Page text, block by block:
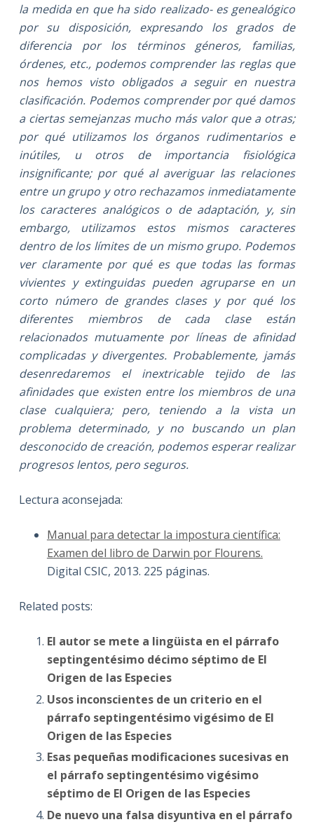
la medida en que ha sido realizado- es genealógico
por su disposición, expresando los grados de
diferencia por los términos géneros, familias,
órdenes, etc., podemos comprender las reglas que
nos hemos visto obligados a seguir en nuestra
clasificación. Podemos comprender por qué damos
a ciertas semejanzas mucho más valor que a otras;
por qué utilizamos los órganos rudimentarios e
inútiles, u otros de importancia fisiológica
insignificante; por qué al averiguar las relaciones
entre un grupo y otro rechazamos inmediatamente
los caracteres analógicos o de adaptación, y, sin
embargo, utilizamos estos mismos caracteres
dentro de los límites de un mismo grupo. Podemos
ver claramente por qué es que todas las formas
vivientes y extinguidas pueden agruparse en un
corto número de grandes clases y por qué los
diferentes miembros de cada clase están
relacionados mutuamente por líneas de afinidad
complicadas y divergentes. Probablemente, jamás
desenredaremos el inextricable tejido de las
afinidades que existen entre los miembros de una
clase cualquiera; pero, teniendo a la vista un
problema determinado, y no buscando un plan
desconocido de creación, podemos esperar realizar
progresos lentos, pero seguros.
Lectura aconsejada:
Manual para detectar la impostura científica:
Examen del libro de Darwin por Flourens.
Digital CSIC, 2013. 225 páginas.
Related posts:
El autor se mete a lingüista en el párrafo
septingentésimo décimo séptimo de El
Origen de las Especies
Usos inconscientes de un criterio en el
párrafo septingentésimo vigésimo de El
Origen de las Especies
Esas pequeñas modificaciones sucesivas en
el párrafo septingentésimo vigésimo
séptimo de El Origen de las Especies
De nuevo una falsa disyuntiva en el párrafo